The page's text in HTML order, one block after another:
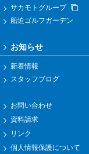
サカモトグループ
船迫ゴルフガーデン
お知らせ
新着情報
スタッフブログ
お問い合わせ
資料請求
リンク
個人情報保護について